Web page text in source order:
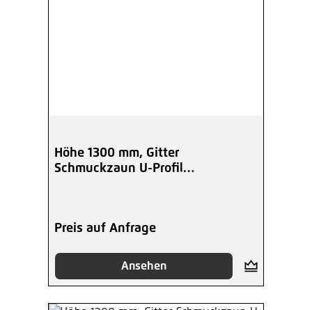
Höhe 1300 mm, Gitter
Schmuckzaun U-Profil
Preis auf Anfrage
Ansehen